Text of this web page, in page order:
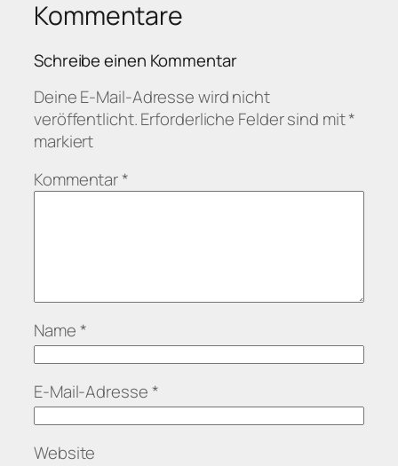
Kommentare
Schreibe einen Kommentar
Deine E-Mail-Adresse wird nicht
veröffentlicht.Erforderliche Felder sind mit*
markiert
Kommentar*
Name *
E-Mail-Adresse *
Website